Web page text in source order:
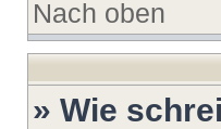
Nach oben
» Wie